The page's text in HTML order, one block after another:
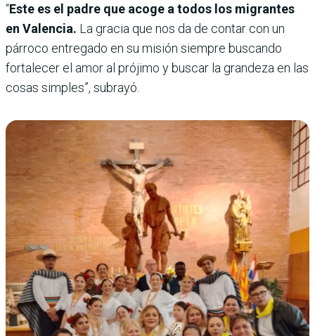
“Este es el padre que acoge a todos los migrantes
en Valencia. La gracia que nos da de contar con un
párroco entregado en su misión siempre buscando
fortalecer el amor al prójimo y buscar la grandeza en las
cosas simples”, subrayó.